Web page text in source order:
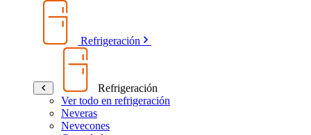
Refrigeración
Refrigeración
Ver todo en refrigeración
Neveras
Nevecones